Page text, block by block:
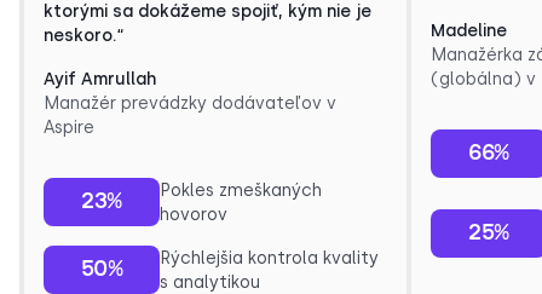
ktorými sa dokážeme spojiť, kým nie je
neskoro.“
Ayif Amrullah
Manažér prevádzky dodávateľov v
Aspire
23%
Pokles zmeškaných
hovorov
50%
Rýchlejšia kontrola kvality
s analytikou
Madeline
Manažérka
(globálna) v
66%
25%